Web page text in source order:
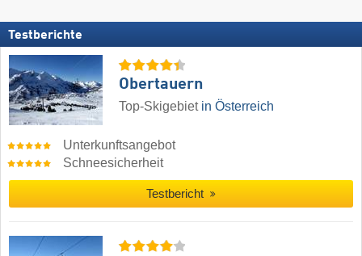
Testberichte
Obertauern
Top-Skigebiet in Österreich
Unterkunftsangebot
Schneesicherheit
Testbericht